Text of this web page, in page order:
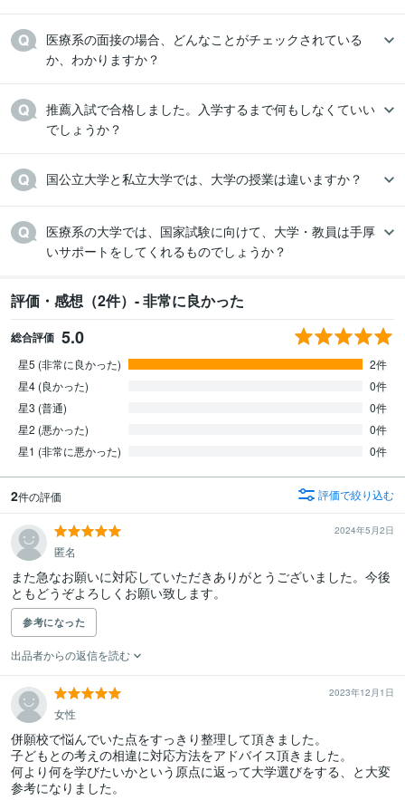
医療系の面接の場合、どんなことがチェックされている
か、わかりますか？
推薦入試で合格しました。入学するまで何もしなくていい
でしょうか？
国公立大学と私立大学では、大学の授業は違いますか？
医療系の大学では、国家試験に向けて、大学・教員は手厚
いサポートをしてくれるものでしょうか？
評価・感想（2件）- 非常に良かった
総合評価 5.0
星5 (非常に良かった)
2件
星4 (良かった)
0件
星3 (普通)
0件
星2 (悪かった)
0件
星1 (非常に悪かった)
0件
2件の評価 評価で絞り込む
2024年5月2日
匿名
また急なお願いに対応していただきありがとうございました。今後
ともどうぞよろしくお願い致します。
参考になった
出品者からの返信を読む
2023年12月1日
女性
併願校で悩んでいた点をすっきり整理して頂きました。
子どもとの考えの相違に対応方法をアドバイス頂きました。
何より何を学びたいかという原点に返って大学選びをする、と大変
参考になりました。